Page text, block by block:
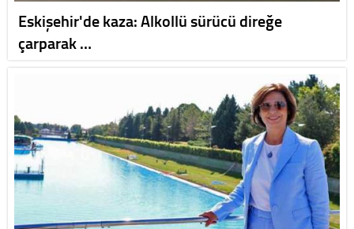
Eskişehir'de kaza: Alkollü sürücü direğe
çarparak …